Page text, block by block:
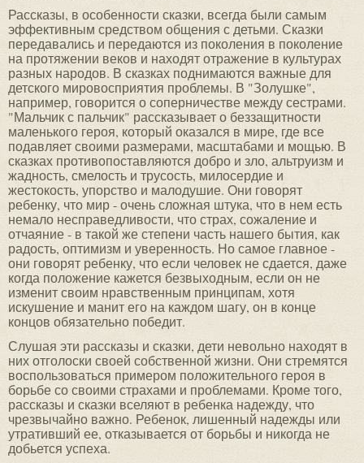
Рассказы, в особенности сказки, всегда были самым
эффективным средством общения с детьми. Сказки
передавались и передаются из поколения в поколение
на протяжении веков и находят отражение в культурах
разных народов. В сказках поднимаются важные для
детского мировосприятия проблемы. В "Золушке",
например, говорится о соперничестве между сестрами.
"Мальчик с пальчик" рассказывает о беззащитности
маленького героя, который оказался в мире, где все
подавляет своими размерами, масштабами и мощью. В
сказках противопоставляются добро и зло, альтруизм и
жадность, смелость и трусость, милосердие и
жестокость, упорство и малодушие. Они говорят
ребенку, что мир - очень сложная штука, что в нем есть
немало несправедливости, что страх, сожаление и
отчаяние - в такой же степени часть нашего бытия, как
радость, оптимизм и уверенность. Но самое главное -
они говорят ребенку, что если человек не сдается, даже
когда положение кажется безвыходным, если он не
изменит своим нравственным принципам, хотя
искушение и манит его на каждом шагу, он в конце
концов обязательно победит.
Слушая эти рассказы и сказки, дети невольно находят в
них отголоски своей собственной жизни. Они стремятся
воспользоваться примером положительного героя в
борьбе со своими страхами и проблемами. Кроме того,
рассказы и сказки вселяют в ребенка надежду, что
чрезвычайно важно. Ребенок, лишенный надежды или
утративший ее, отказывается от борьбы и никогда не
добьется успеха.